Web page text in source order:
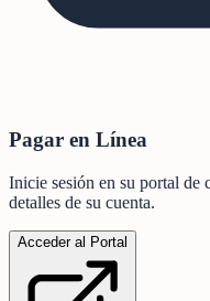
Pagar en Línea
Inicie sesión en su portal de
detalles de su cuenta.
Acceder al Portal